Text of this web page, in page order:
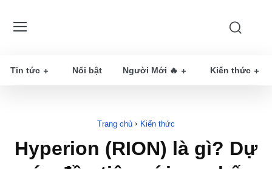
Tin tức Nổi bật Người Mới 🔥 Kiến thức
Trang chủ Kiến thức
Hyperion (RION) là gì? Dự